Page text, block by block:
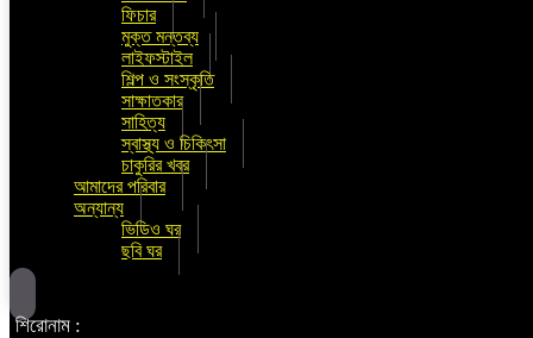
ফিচার
মুক্ত মন্তব্য
লাইফস্টাইল
শিল্প ও সংস্কৃতি
সাক্ষাতকার
সাহিত্য
স্বাস্থ্য ও চিকিৎসা
চাকুরির খবর
আমাদের পরিবার
অন্যান্য
ভিডিও ঘর
ছবি ঘর
শিরোনাম :